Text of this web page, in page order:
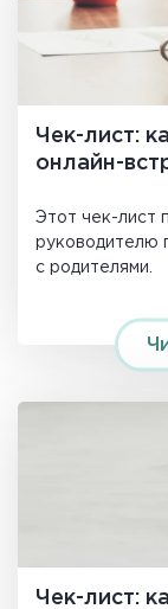
Чек-лист:
онлайн-
Этот чек-лист
руководителю
с родителями.
Чек-лист: